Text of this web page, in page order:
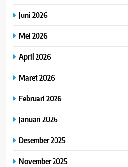
Juni 2026
Mei 2026
April 2026
Maret 2026
Februari 2026
Januari 2026
Desember 2025
November 2025